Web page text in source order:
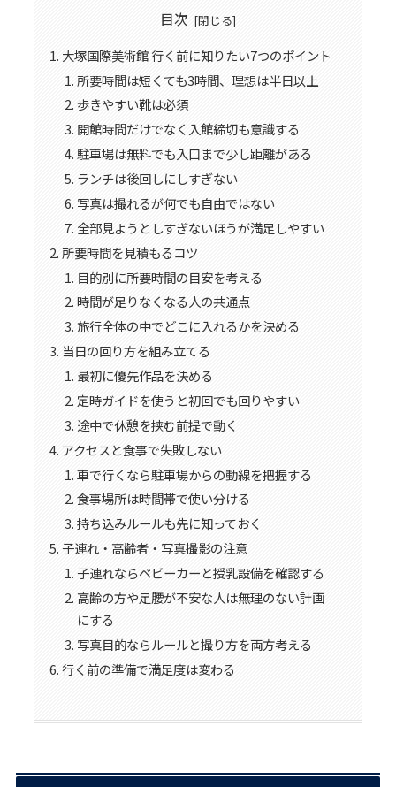
目次
大塚国際美術館 行く前に知りたい7つのポイント
所要時間は短くても3時間、理想は半日以上
歩きやすい靴は必須
開館時間だけでなく入館締切も意識する
駐車場は無料でも入口まで少し距離がある
ランチは後回しにしすぎない
写真は撮れるが何でも自由ではない
全部見ようとしすぎないほうが満足しやすい
所要時間を見積もるコツ
目的別に所要時間の目安を考える
時間が足りなくなる人の共通点
旅行全体の中でどこに入れるかを決める
当日の回り方を組み立てる
最初に優先作品を決める
定時ガイドを使うと初回でも回りやすい
途中で休憩を挟む前提で動く
アクセスと食事で失敗しない
車で行くなら駐車場からの動線を把握する
食事場所は時間帯で使い分ける
持ち込みルールも先に知っておく
子連れ・高齢者・写真撮影の注意
子連れならベビーカーと授乳設備を確認する
高齢の方や足腰が不安な人は無理のない計画
にする
写真目的ならルールと撮り方を両方考える
行く前の準備で満足度は変わる